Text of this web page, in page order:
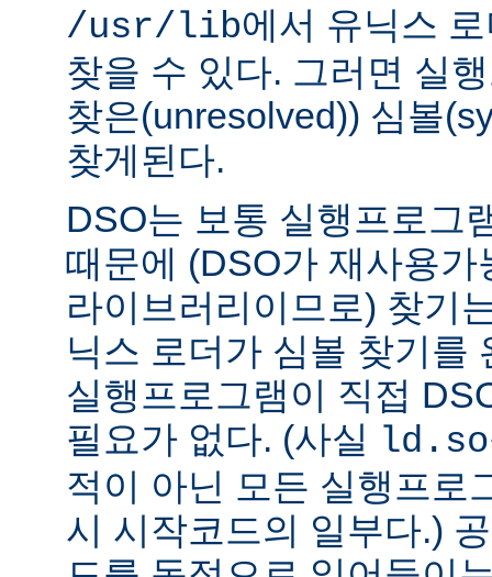
/usr/lib에서 유닉스
찾을 수 있다. 그러면 실
찾은(unresolved)) 심볼
찾게된다.
DSO는 보통 실행프로그
때문에 (DSO가 재사용
라이브러리이므로) 찾기
닉스 로더가 심볼 찾기를
실행프로그램이 직접
필요가 없다. (사실
ld.so
적이 아닌 모든 실행프로
시 시작코드의 일부다.)